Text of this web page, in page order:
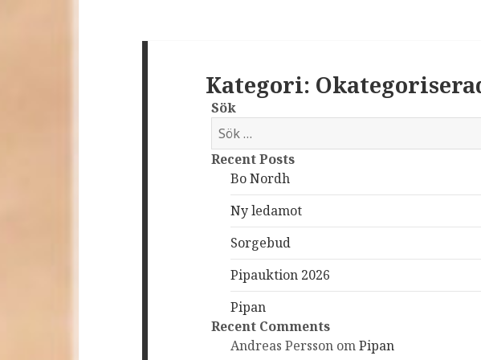
Kategori:
Sök
S
ö
k
Recent Posts
Bo Nordh
Ny ledamot
Sorgebud
Pipauktion 2026
Pipan
Recent Comments
Andreas Persson omPipan